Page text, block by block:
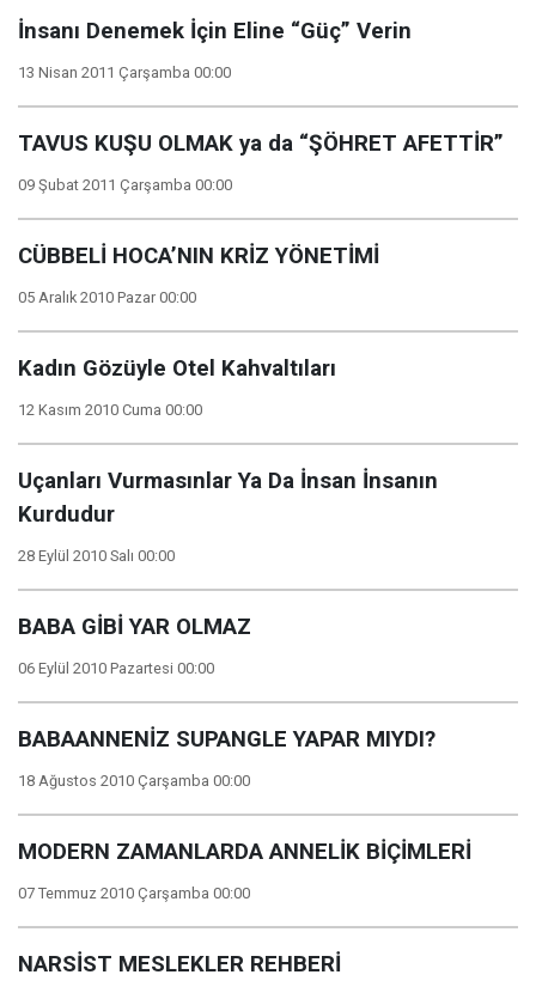
İnsanı Denemek İçin Eline “Güç” Verin
13 Nisan 2011 Çarşamba 00:00
TAVUS KUŞU OLMAK ya da “ŞÖHRET AFETTİR”
09 Şubat 2011 Çarşamba 00:00
CÜBBELİ HOCA’NIN KRİZ YÖNETİMİ
05 Aralık 2010 Pazar 00:00
Kadın Gözüyle Otel Kahvaltıları
12 Kasım 2010 Cuma 00:00
Uçanları Vurmasınlar Ya Da İnsan İnsanın
Kurdudur
28 Eylül 2010 Salı 00:00
BABA GİBİ YAR OLMAZ
06 Eylül 2010 Pazartesi 00:00
BABAANNENİZ SUPANGLE YAPAR MIYDI?
18 Ağustos 2010 Çarşamba 00:00
MODERN ZAMANLARDA ANNELİK BİÇİMLERİ
07 Temmuz 2010 Çarşamba 00:00
NARSİST MESLEKLER REHBERİ